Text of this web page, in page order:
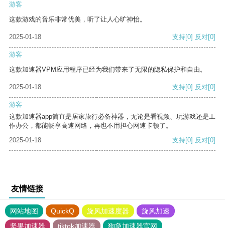
游客
这款游戏的音乐非常优美，听了让人心旷神怡。
2025-01-18 支持[0] 反对[0]
游客
这款加速器VPM应用程序已经为我们带来了无限的隐私保护和自由。
2025-01-18 支持[0] 反对[0]
游客
这款加速器app简直是居家旅行必备神器，无论是看视频、玩游戏还是工
作办公，都能畅享高速网络，再也不用担心网速卡顿了。
2025-01-18
支持[0] 反对[0]
友情链接
网站地图 QuickQ 旋风加速度器
旋风加速
坚果加速器
tiktok加速器 狗急加速器官网